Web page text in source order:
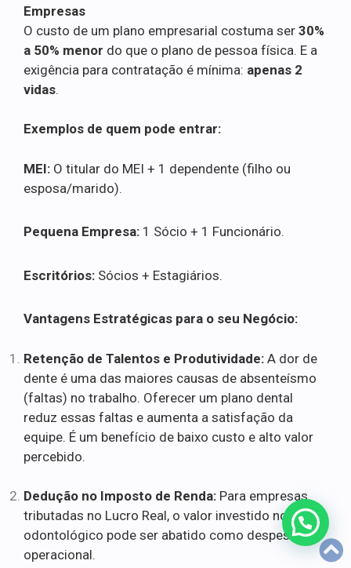
Empresas
O custo de um plano empresarial costuma ser 30%
a 50% menor do que o plano de pessoa física. E a
exigência para contratação é mínima: apenas 2
vidas.
Exemplos de quem pode entrar:
MEI: O titular do MEI + 1 dependente (filho ou
esposa/marido).
Pequena Empresa: 1 Sócio + 1 Funcionário.
Escritórios: Sócios + Estagiários.
Vantagens Estratégicas para o seu Negócio:
Retenção de Talentos e Produtividade: A dor de
dente é uma das maiores causas de absenteísmo
(faltas) no trabalho. Oferecer um plano dental
reduz essas faltas e aumenta a satisfação da
equipe. É um benefício de baixo custo e alto valor
percebido.
Dedução no Imposto de Renda: Para empresas
tributadas no Lucro Real, o valor investido no plano
odontológico pode ser abatido como despesa
operacional.